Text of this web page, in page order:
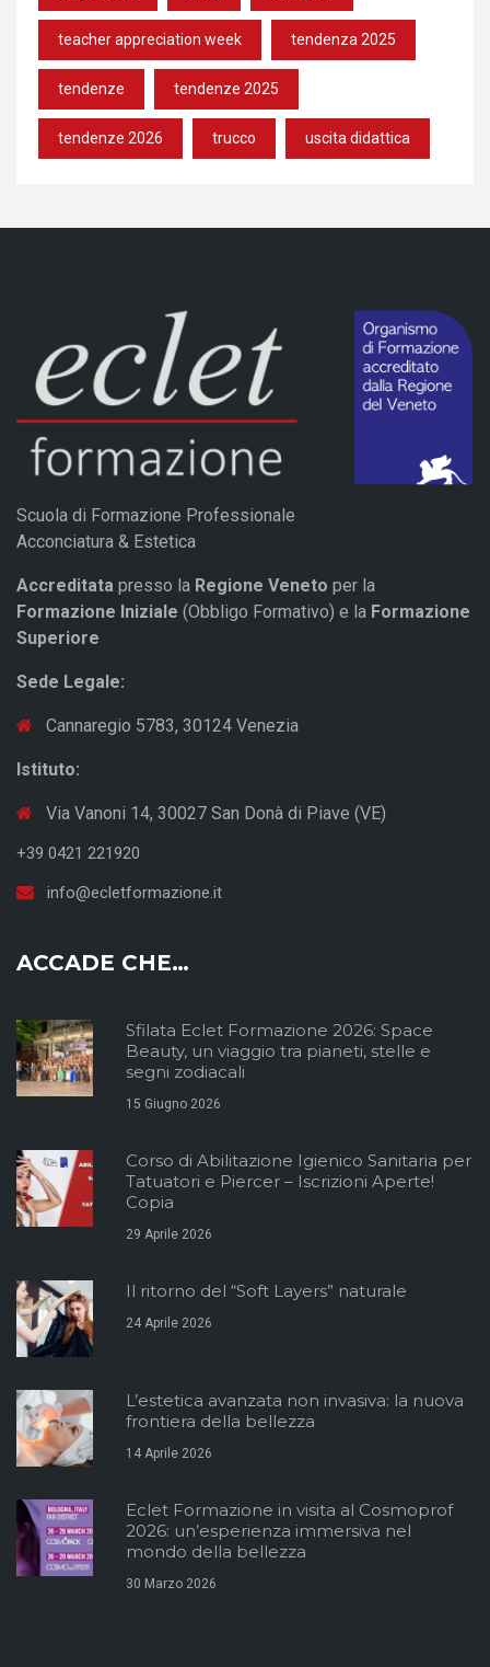
teacher appreciation week tendenza 2025
tendenze tendenze 2025
tendenze 2026 trucco uscita didattica
Scuola di Formazione Professionale
Acconciatura & Estetica
Accreditata presso la Regione Veneto per la
Formazione Iniziale (Obbligo Formativo) e la Formazione
Superiore
Sede Legale:
Cannaregio 5783, 30124 Venezia
Istituto:
Via Vanoni 14, 30027 San Donà di Piave (VE)
+39 0421 221920
info@ecletformazione.it
ACCADE CHE…
Sfilata Eclet Formazione 2026: Space
Beauty, un viaggio tra pianeti, stelle e
segni zodiacali
15 Giugno 2026
Corso di Abilitazione Igienico Sanitaria per
Tatuatori e Piercer – Iscrizioni Aperte!
Copia
29 Aprile 2026
Il ritorno del “Soft Layers” naturale
24 Aprile 2026
L’estetica avanzata non invasiva: la nuova
frontiera della bellezza
14 Aprile 2026
Eclet Formazione in visita al Cosmoprof
2026: un’esperienza immersiva nel
mondo della bellezza
30 Marzo 2026